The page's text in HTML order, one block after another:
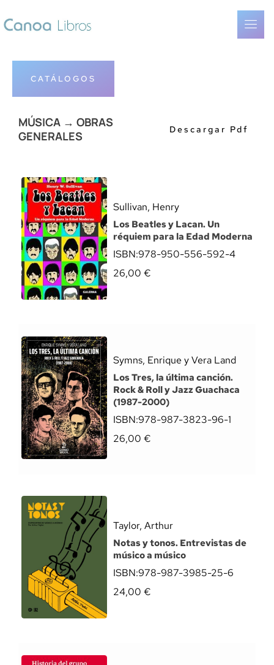
CATÁLOGOS
MÚSICA → OBRAS
GENERALES
Descargar Pdf
Sullivan, Henry
Los Beatles y Lacan. Un
réquiem para la Edad Moderna
ISBN:978-950-556-592-4
26,00 €
Symns, Enrique y Vera Land
Los Tres, la última canción.
Rock & Roll y Jazz Guachaca
(1987-2000)
ISBN:978-987-3823-96-1
26,00 €
Taylor, Arthur
Notas y tonos. Entrevistas de
músico a músico
ISBN:978-987-3985-25-6
24,00 €